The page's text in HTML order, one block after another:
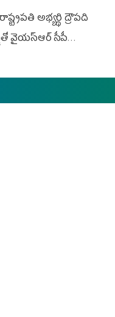
అభ్య‌ర్థి ద్రౌప‌ది
వైయ‌స్ఆర్ సీపీ
ఎంపీల స‌మావేశం